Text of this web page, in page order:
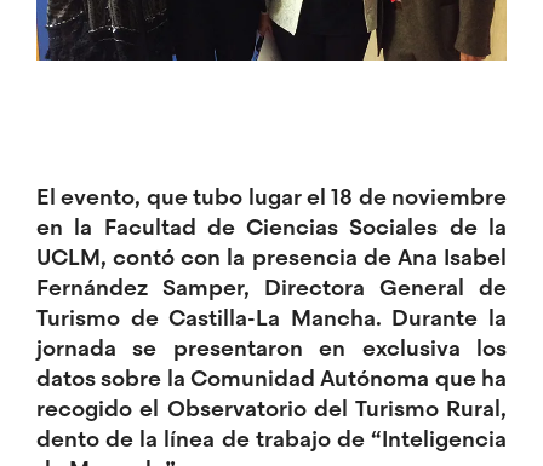
El evento, que tubo lugar el 18 de noviembre
en la Facultad de Ciencias Sociales de la
UCLM, contó con la presencia de Ana Isabel
Fernández Samper, Directora General de
Turismo de Castilla-La Mancha. Durante la
jornada se presentaron en exclusiva los
datos sobre la Comunidad Autónoma que ha
recogido el Observatorio del Turismo Rural,
dento de la línea de trabajo de “Inteligencia